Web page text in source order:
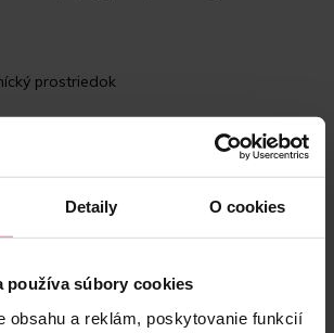
Detaily O cookies
používa súbory cookies
obsahu a reklám, poskytovanie funkcií
prostriedok
cm
Skladom
39,90 €